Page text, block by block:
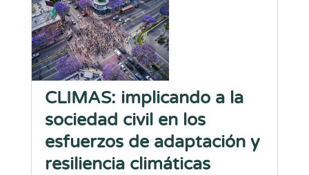
CLIMAS: implicando a la
sociedad civil en los
esfuerzos de adaptación y
resiliencia climáticas